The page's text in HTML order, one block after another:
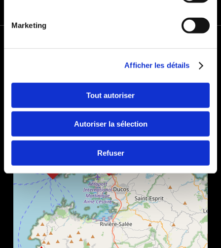
Marketing
Afficher les détails
Tout autoriser
Autoriser la sélection
Refuser